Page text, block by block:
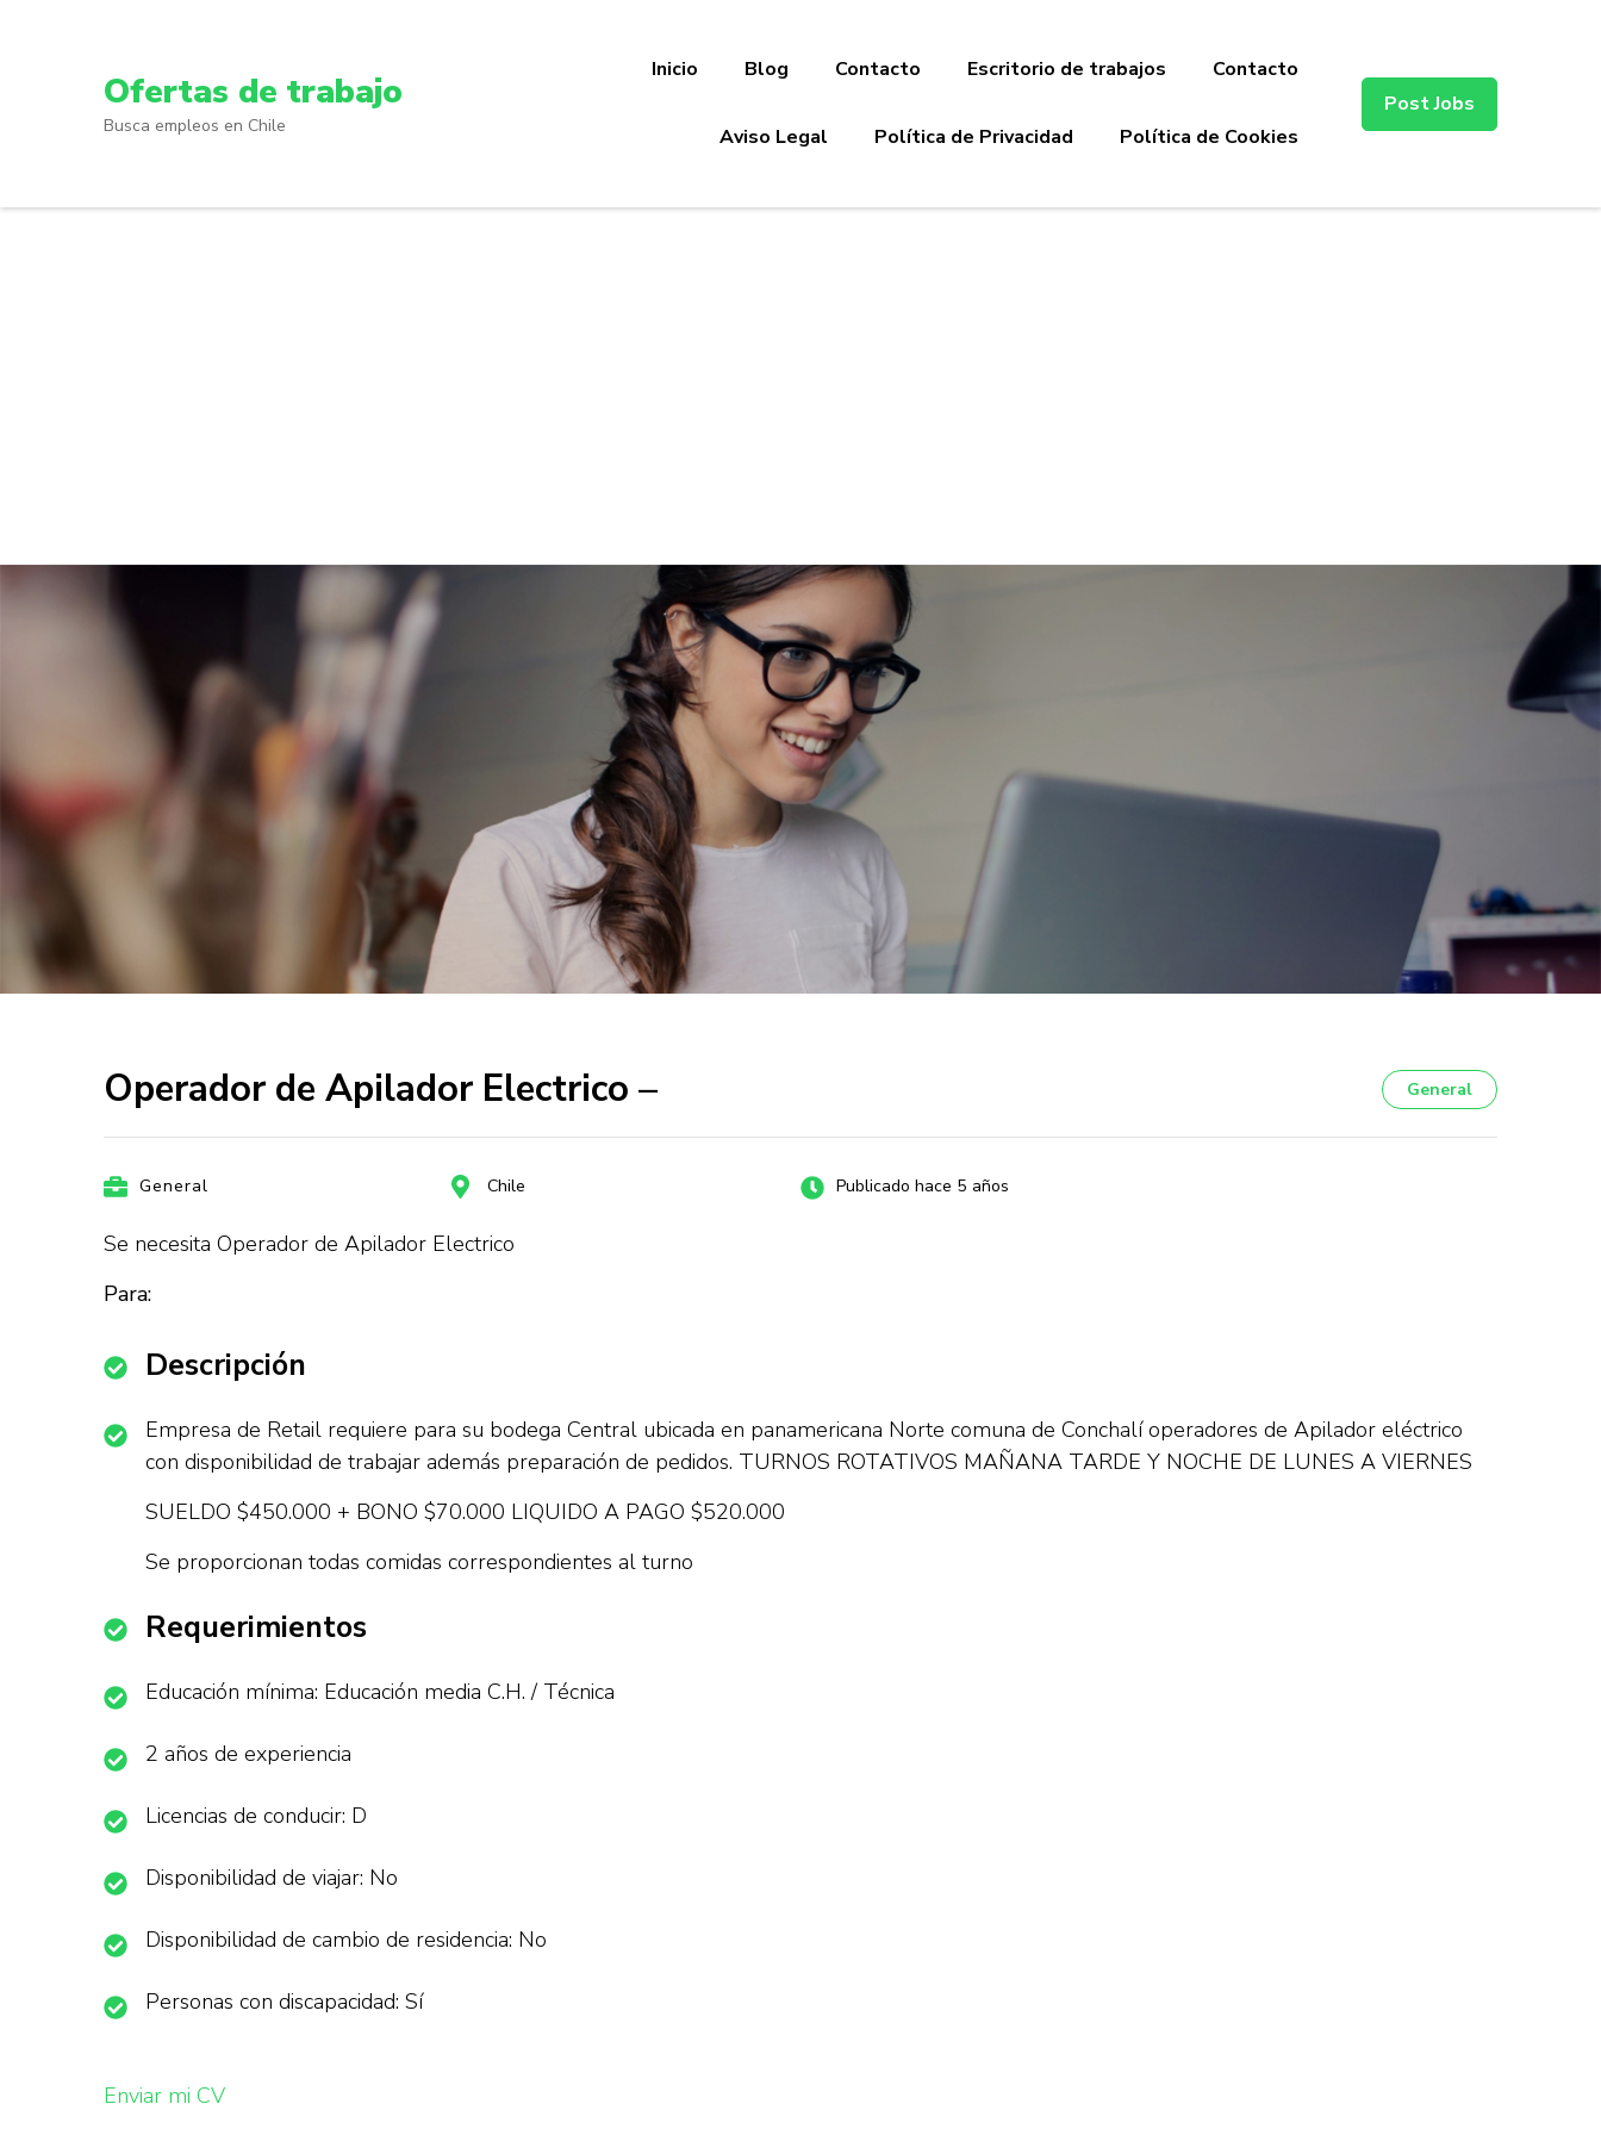
Ofertas de trabajo
Busca empleos en Chile
Inicio Blog Contacto Escritorio de trabajos Contacto
Aviso Legal Política de Privacidad Política de Cookies
Post Jobs
Operador de Apilador Electrico – General
General Chile Publicado hace 5 años
Se necesita Operador de Apilador Electrico
Para:
Descripción
Empresa de Retail requiere para su bodega Central ubicada en panamericana Norte comuna de Conchalí operadores de Apilador eléctrico
con disponibilidad de trabajar además preparación de pedidos. TURNOS ROTATIVOS MAÑANA TARDE Y NOCHE DE LUNES A VIERNES
SUELDO $450.000 + BONO $70.000 LIQUIDO A PAGO $520.000
Se proporcionan todas comidas correspondientes al turno
Requerimientos
Educación mínima: Educación media C.H. / Técnica
2 años de experiencia
Licencias de conducir: D
Disponibilidad de viajar: No
Disponibilidad de cambio de residencia: No
Personas con discapacidad: Sí
Enviar mi CV